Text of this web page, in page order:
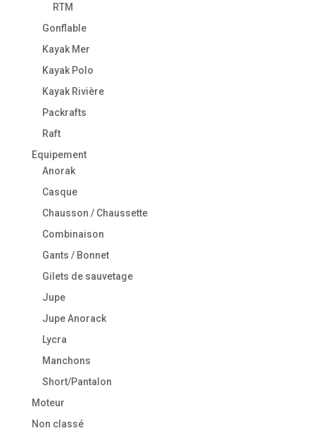
RTM
Gonflable
Kayak Mer
Kayak Polo
Kayak Rivière
Packrafts
Raft
Equipement
Anorak
Casque
Chausson / Chaussette
Combinaison
Gants / Bonnet
Gilets de sauvetage
Jupe
Jupe Anorack
Lycra
Manchons
Short/Pantalon
Moteur
Non classé